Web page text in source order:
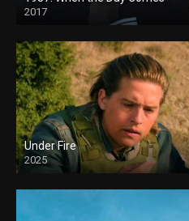
2017
Under Fire
2025